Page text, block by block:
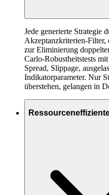
Jede generierte Strategie
Akzeptanzkriterien-Filter,
zur Eliminierung
Carlo-Robustheitstests
Spread, Slippage,
Indikatorparameter. Nur
überstehen, gelangen in